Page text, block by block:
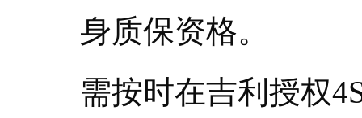
身质保资格。
需按时在吉利授权